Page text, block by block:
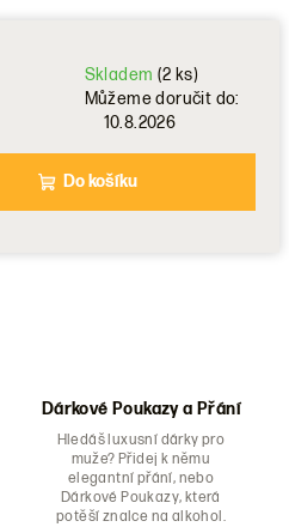
Skladem (2 ks)
Můžeme doručit do:
10.8.2026
Do košíku
Dárkové Poukazy a Přání
Hledáš luxusní dárky pro
muže? Přidej k němu
elegantní přání, nebo
Dárkové Poukazy, která
potěší znalce na alkohol.